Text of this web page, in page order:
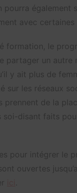
pourra également
avec certaines
formation, le
partager un autre
y ait plus de
sur les réseaux
prennent de la
soi-disant faits
pour intégrer le
ouvertes